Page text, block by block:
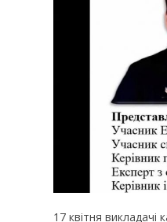
17 квітня